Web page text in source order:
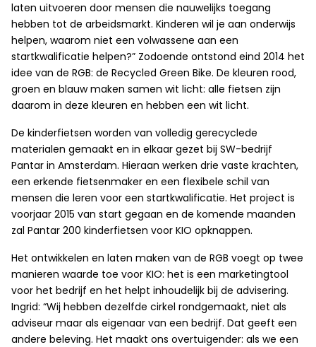
laten uitvoeren door mensen die nauwelijks toegang
hebben tot de arbeidsmarkt. Kinderen wil je aan onderwijs
helpen, waarom niet een volwassene aan een
startkwalificatie helpen?” Zodoende ontstond eind 2014 het
idee van de RGB: de Recycled Green Bike. De kleuren rood,
groen en blauw maken samen wit licht: alle fietsen zijn
daarom in deze kleuren en hebben een wit licht.
De kinderfietsen worden van volledig gerecyclede
materialen gemaakt en in elkaar gezet bij SW-bedrijf
Pantar in Amsterdam. Hieraan werken drie vaste krachten,
een erkende fietsenmaker en een flexibele schil van
mensen die leren voor een startkwalificatie. Het project is
voorjaar 2015 van start gegaan en de komende maanden
zal Pantar 200 kinderfietsen voor KIO opknappen.
Het ontwikkelen en laten maken van de RGB voegt op twee
manieren waarde toe voor KIO: het is een marketingtool
voor het bedrijf en het helpt inhoudelijk bij de advisering.
Ingrid: “Wij hebben dezelfde cirkel rondgemaakt, niet als
adviseur maar als eigenaar van een bedrijf. Dat geeft een
andere beleving. Het maakt ons overtuigender: als we een